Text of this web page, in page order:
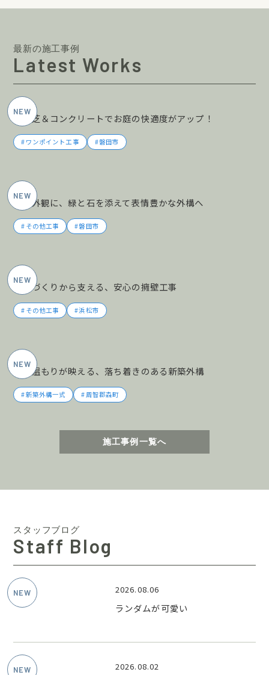
最新の施工事例
Latest Works
人工芝＆コンクリートでお庭の快適度がアップ！
ワンポイント工事 磐田市
黒の外観に、緑と石を添えて表情豊かな外構へ
その他工事 磐田市
土地づくりから支える、安心の擁壁工事
その他工事 浜松市
木の温もりが映える、落ち着きのある新築外構
新築外構一式 周智郡森町
施工事例一覧へ
スタッフブログ
Staff Blog
2026.08.06
ランダムが可愛い
2026.08.02